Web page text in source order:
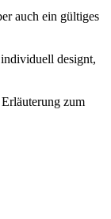
auch ein gültiges
designt,
zum